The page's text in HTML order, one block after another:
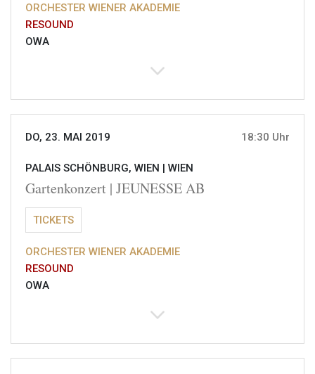
ORCHESTER WIENER AKADEMIE
RESOUND
OWA
DO, 23. MAI 2019 18:30 Uhr
PALAIS SCHÖNBURG, WIEN | WIEN
Gartenkonzert | JEUNESSE AB
TICKETS
ORCHESTER WIENER AKADEMIE
RESOUND
OWA